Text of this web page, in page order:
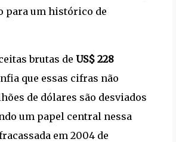
para um histórico de
brutas de US$ 228
que essas cifras não
de dólares são desviados
um papel central nessa
em 2004 de